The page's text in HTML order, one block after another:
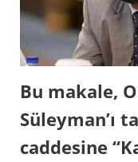
Bu makale,
Süleyman’ı
caddesine